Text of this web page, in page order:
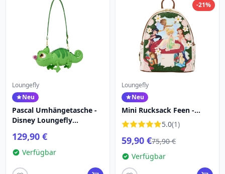
Loungefly
Neu
Pascal Umhängetasche -
Disney Loungefly
129,90 €
Verfügbar
-21%
Loungefly
Neu
Mini Rucksack Feen -
Disney Loungefly
Tinkerbell
5.0(1)
59,90 €75,90 €
Verfügbar